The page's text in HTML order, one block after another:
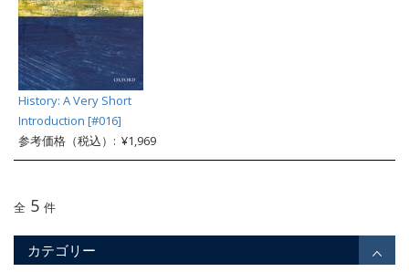
History: A Very Short
Introduction [#016]
参考価格（税込）: ¥1,969
全 5 件
カテゴリー